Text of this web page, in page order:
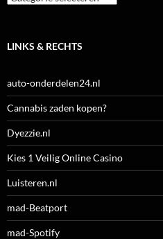
LINKS & RECHTS
auto-onderdelen24.nl
Cannabis zaden kopen?
Dyezzie.nl
Kies 1 Veilig Online Casino
Luisteren.nl
mad-Beatport
mad-Spotify